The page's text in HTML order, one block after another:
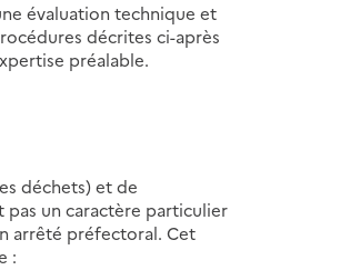
évaluation technique et
décrites ci-après
préalable.
déchets) et de
un caractère particulier
arrêté préfectoral. Cet
: